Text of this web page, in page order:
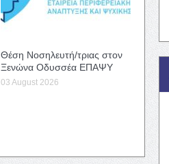
Θέση Νοσηλευτή/τριας στον
Ξενώνα Οδυσσέα ΕΠΑΨΥ
03 August 2026